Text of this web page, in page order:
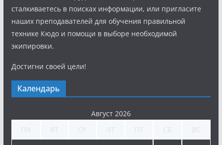
сталкиваетесь в поисках информации, или пригласите
наших преподавателей для обучения правильной
технике Кюдо и помощи в выборе необходимой
экипировки.
Достигни своей цели!
Календарь
Август 2026